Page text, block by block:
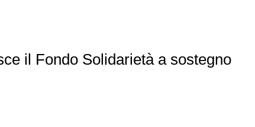
il Fondo Solidarietà a sostegno